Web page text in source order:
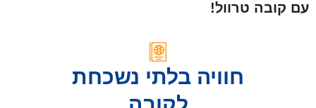
עם קובה טרוול!
חוויה בלתי נשכחת